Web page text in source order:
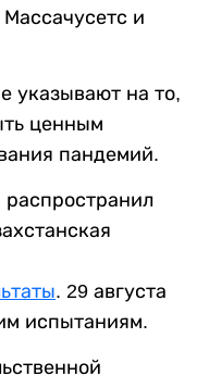
и
указывают на то,
ценным
пандемий.
распространил
. 29 августа
испытаниям.